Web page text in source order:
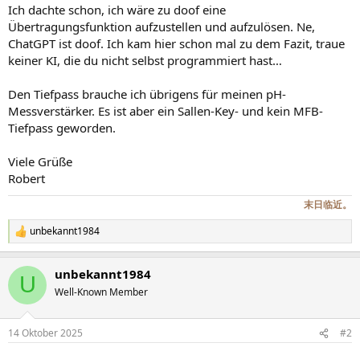
Ich dachte schon, ich wäre zu doof eine
Übertragungsfunktion aufzustellen und aufzulösen. Ne,
ChatGPT ist doof. Ich kam hier schon mal zu dem Fazit, traue
keiner KI, die du nicht selbst programmiert hast…
Den Tiefpass brauche ich übrigens für meinen pH-
Messverstärker. Es ist aber ein Sallen-Key- und kein MFB-
Tiefpass geworden.
Viele Grüße
Robert
末日临近。
R
e
k
i
e
unbekannt1984
U unbekannt1984
Well-Known Member
14 Oktober 2025 #2